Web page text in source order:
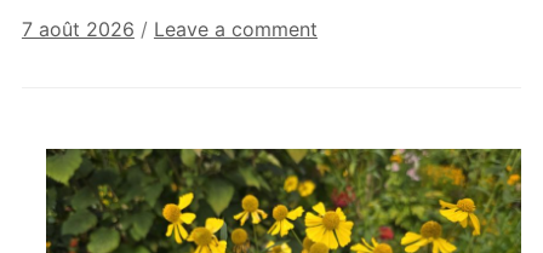
7 août 2026 / Leave a comment